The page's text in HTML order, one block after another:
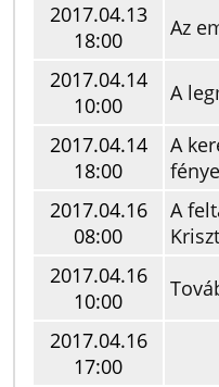
2017.04.13
18:00
Az
2017.04.14
10:00
A
2017.04.14
18:00
A
fénye
2017.04.16
08:00
A
2017.04.16
10:00
2017.04.16
17:00